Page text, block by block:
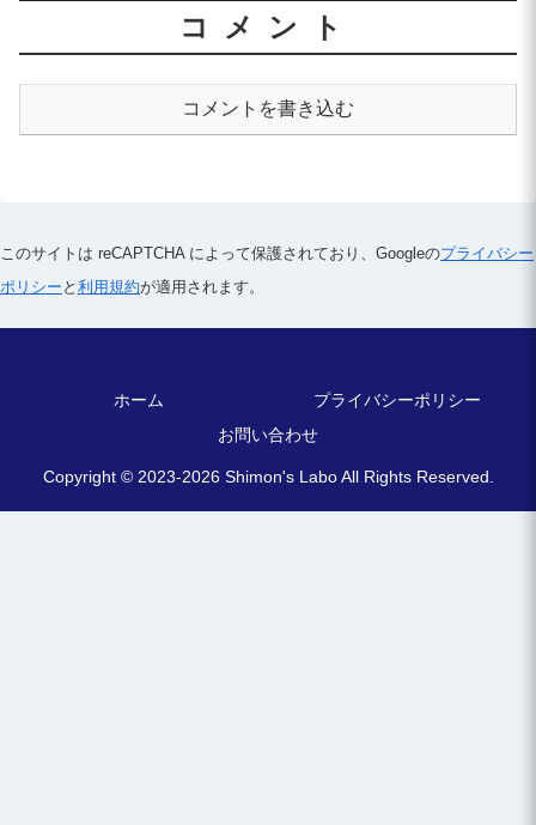
コメント
コメントを書き込む
このサイトは reCAPTCHA によって保護されており、 Googleのプライバシー
ポリシー と 利用規約が適用されます。
ホーム
プライバシーポリシー
お問い合わせ
Copyright © 2023-2026 Shimon's Labo All Rights Reserved.